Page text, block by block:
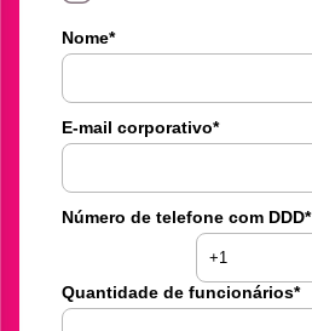
Nome*
E-mail corporativo*
Número de telefone com DDD*
Quantidade de funcionários*